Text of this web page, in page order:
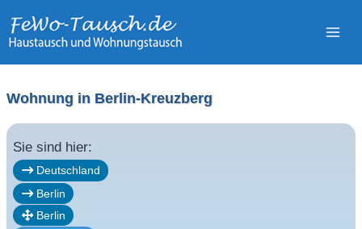
Inhalt
Wohnung in Berlin-Kreuzberg
Sie sind hier:
Deutschland
Berlin
Berlin